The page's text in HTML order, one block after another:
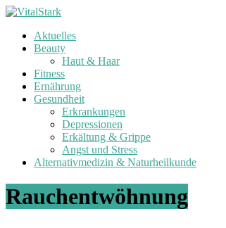
Zum
springen
G
Aktuelles
Beauty
Haut & Haar
Fitness
Ernährung
Gesundheit
Erkrankungen
Depressionen
Erkältung & Grippe
Angst und Stress
Alternativmedizin & Naturheilkunde
Rauchentwöhnung